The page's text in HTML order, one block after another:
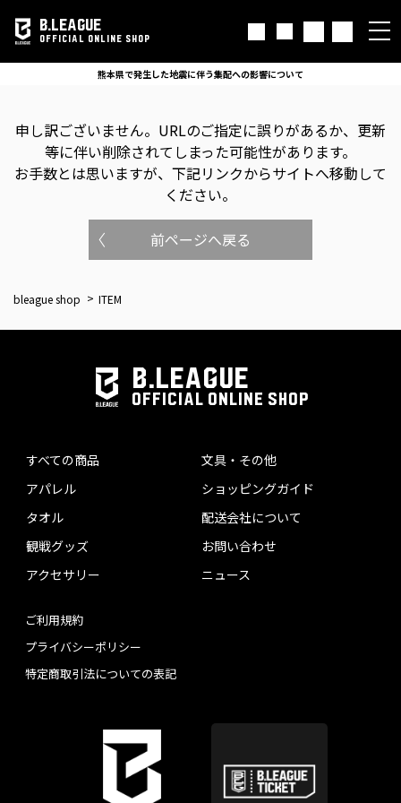
B.LEAGUE
OFFICIAL ONLINE SHOP
熊本県で発生した地震に伴う集配への影響について
申し訳ございません。 URLのご指定に誤りがあるか、更新
等に伴い削除されてしまった可能性があります。
お手数とは思いますが、下記リンクからサイトへ移動して
ください。
前ページへ戻る
bleague shop ITEM
B.LEAGUE
OFFICIAL ONLINE SHOP
すべての商品
アパレル
タオル
観戦グッズ
アクセサリー
文具・その他
ショッピングガイド
配送会社について
お問い合わせ
ニュース
ご利用規約
プライバシーポリシー
特定商取引法についての表記